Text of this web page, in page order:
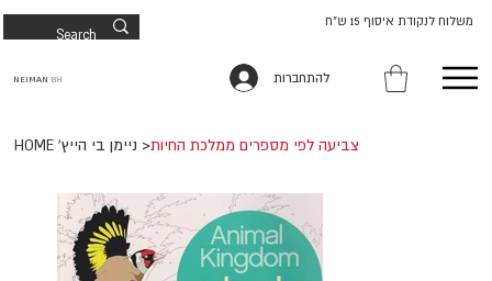
להתחברות NEIMAN BH
משלוח לנקודת איסוף 15 ש"ח
HOME 'ניימן בי הייץ >צביעה לפי מספרים ממלכת החיות